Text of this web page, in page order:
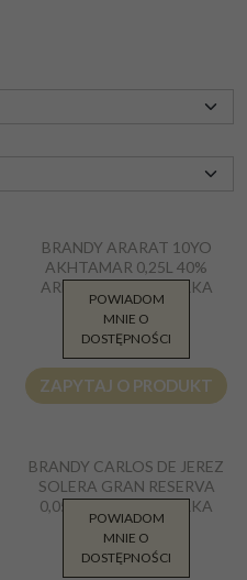
40%BRANDY ARARAT 10YO
AKHTAMAR 0,25L 40%
ARMENIA MINIATURKA
59.99PLN
ZAPYTAJ O PRODUKT
POWIADOM
MNIE O
DOSTĘPNOŚCI
Gran Reserva miniaturka 50ml
Kraj:Hiszpania
BRANDY CARLOS DE JEREZ
SOLERA GRAN RESERVA
0,05L 40% MINIATURKA
23.51PLN
POWIADOM
MNIE O
DOSTĘPNOŚCI